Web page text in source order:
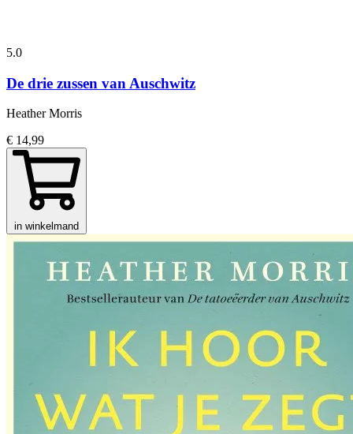
5.0
De drie zussen van Auschwitz
Heather Morris
€ 14,99
in winkelmand